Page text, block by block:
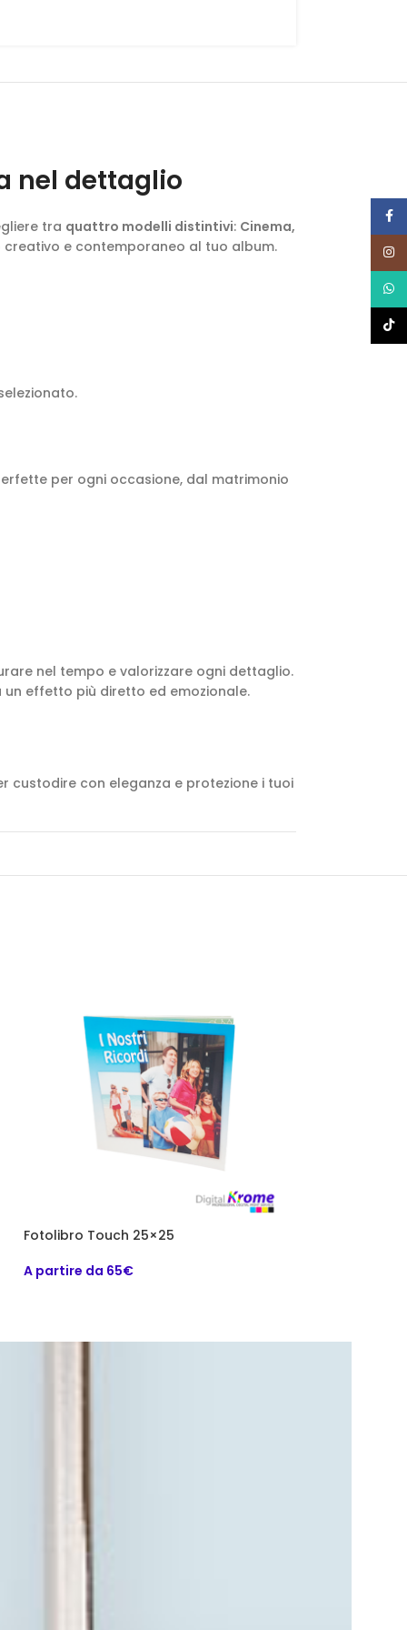
devono essere rinominate con il
tiff tif pdf zip psd tif
nel dettaglio
tra quattro modelli distintivi: Cinema,
e contemporaneo al tuo album.
per ogni occasione, dal matrimonio
nel tempo e valorizzare ogni dettaglio.
un effetto più diretto ed emozionale.
custodire con eleganza e protezione i tuoi
Fotolibro Touch 25×25
A partire da 65€